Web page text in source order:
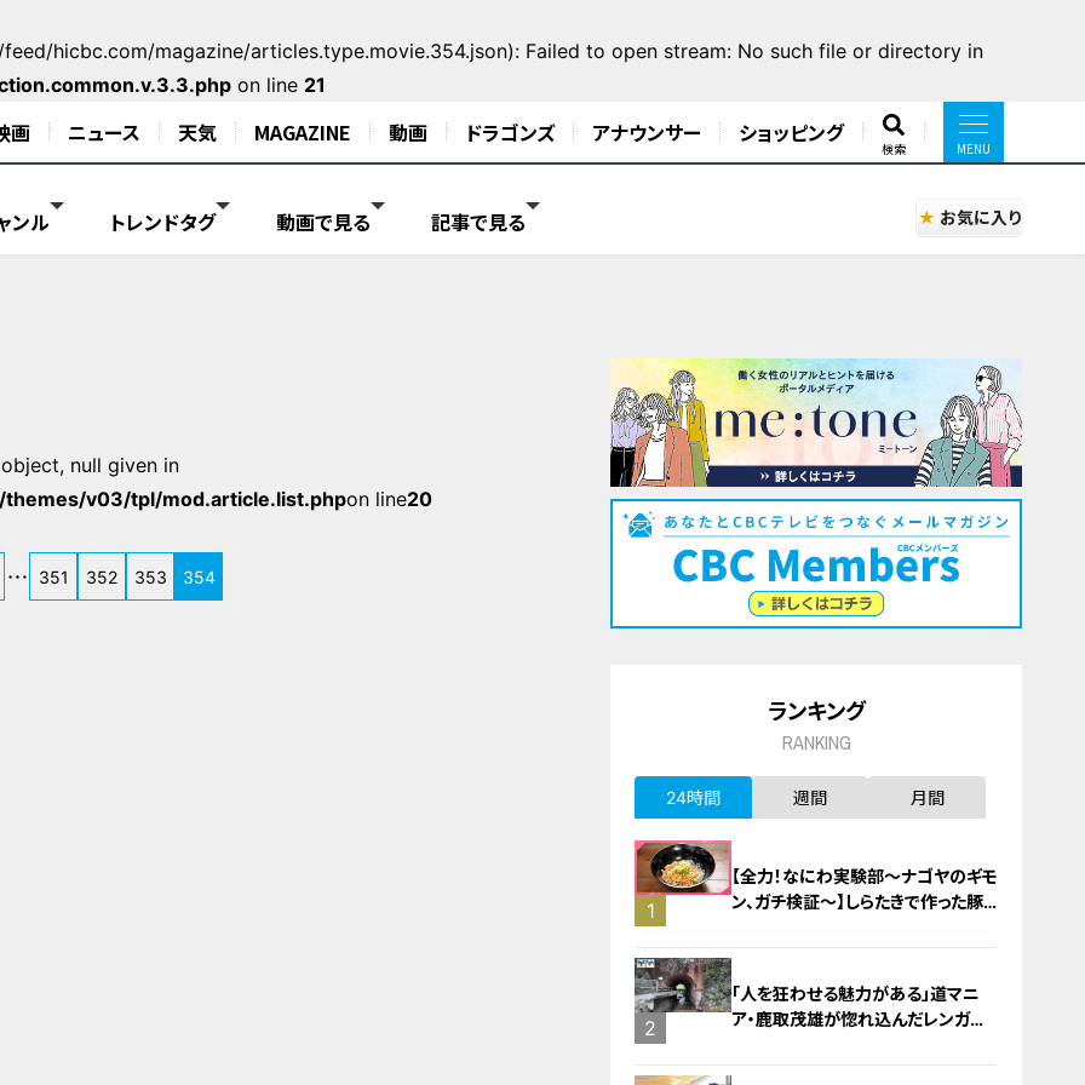
hicbc.com/magazine/articles.type.movie.354.json): Failed to open stream: No such file or directory in
on line 21
画 ニュース 天気 MAGAZINE 動画 ドラゴンズ アナウンサー ショッピング
検索
ンル トレンドタグ 動画で見る 記事で見る お気に入り
null given in
v03/tpl/mod.article.list.phpon line20
351 352 353 354
ランキング
RANKING
24時間 週間 月間
1
【全力！なにわ実験部～ナゴヤのギモ
ン、ガチ検証～】しらたきで作った豚
2
「人を狂わせる魅力がある」道マニ
ア・鹿取茂雄が惚れ込んだレンガの